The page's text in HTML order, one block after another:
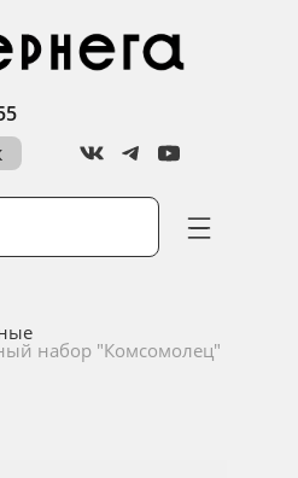
набор "Комсомолец"